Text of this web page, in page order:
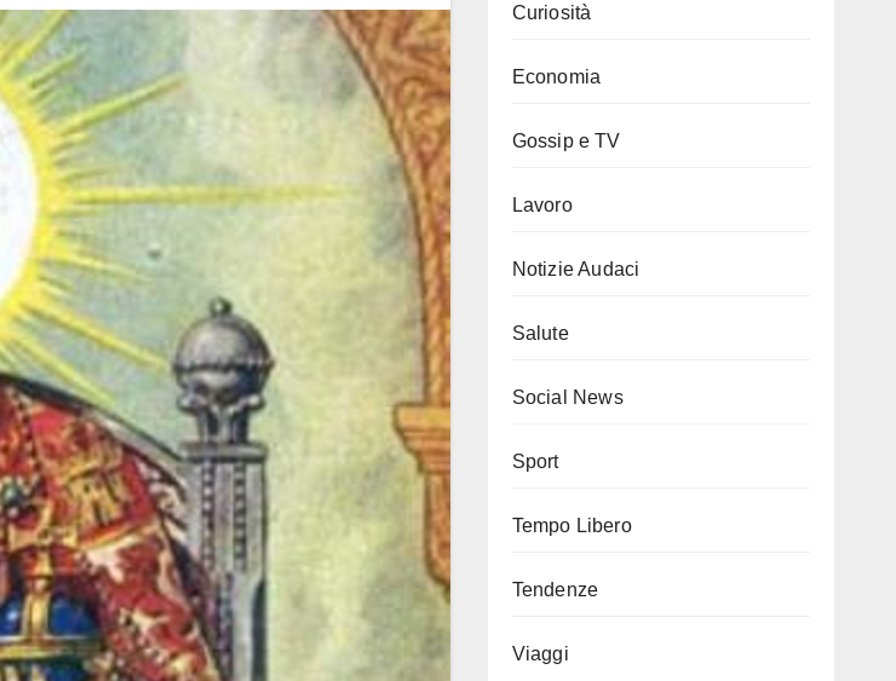
Curiosità
Economia
Gossip e TV
Lavoro
Notizie Audaci
Salute
Social News
Sport
Tempo Libero
Tendenze
Viaggi